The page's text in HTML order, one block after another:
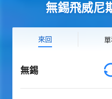
無錫飛威尼
來回
無錫